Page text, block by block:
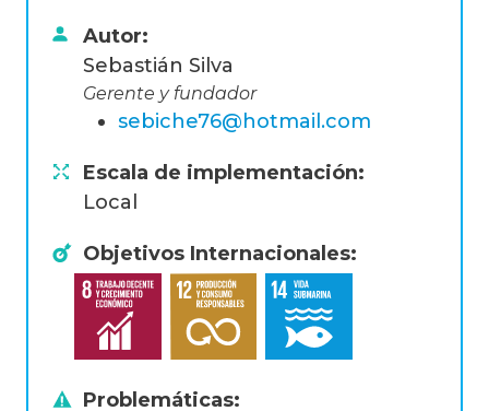
Autor:
Sebastián Silva
Gerente y fundador
sebiche76@hotmail.com
Escala de implementación:
Local
Objetivos Internacionales:
Problemáticas: